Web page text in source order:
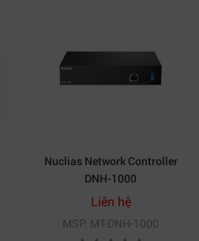
Nuclias Network Controller
DNH-1000
Liên hệ
MSP: MT-DNH-1000